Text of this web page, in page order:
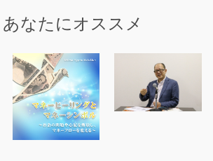
なたにオススメ